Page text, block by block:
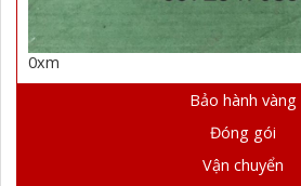
0xm
Bảo hành vàng
Đóng gói
Vận chuyển